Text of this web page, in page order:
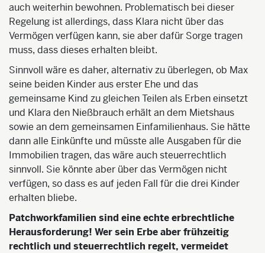
auch weiterhin bewohnen. Problematisch bei dieser
Regelung ist allerdings, dass Klara nicht über das
Vermögen verfügen kann, sie aber dafür Sorge tragen
muss, dass dieses erhalten bleibt.
Sinnvoll wäre es daher, alternativ zu überlegen, ob Max
seine beiden Kinder aus erster Ehe und das
gemeinsame Kind zu gleichen Teilen als Erben einsetzt
und Klara den Nießbrauch erhält an dem Mietshaus
sowie an dem gemeinsamen Einfamilienhaus. Sie hätte
dann alle Einkünfte und müsste alle Ausgaben für die
Immobilien tragen, das wäre auch steuerrechtlich
sinnvoll. Sie könnte aber über das Vermögen nicht
verfügen, so dass es auf jeden Fall für die drei Kinder
erhalten bliebe.
Patchworkfamilien sind eine echte erbrechtliche
Herausforderung! Wer sein Erbe aber frühzeitig
rechtlich und steuerrechtlich regelt, vermeidet